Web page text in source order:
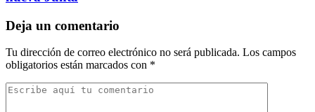
Deja un comentario
Tu dirección de correo electrónico no será publicada. Los campos
obligatorios están marcados con *